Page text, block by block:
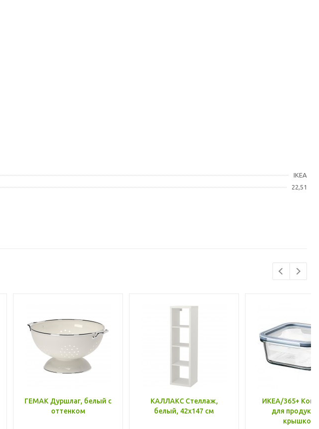
IKEA
22,51
ГЕМАК Дуршлаг, белый с
оттенком
КАЛЛАКС Стеллаж,
белый, 42x147 см
ИКЕА/365+
для
крышкой,